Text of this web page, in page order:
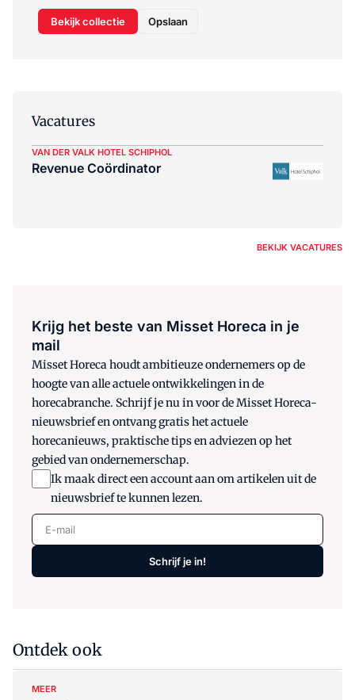
Bekijk collectie Opslaan
Vacatures
VAN DER VALK HOTEL SCHIPHOL
Revenue Coördinator
BEKIJK VACATURES
Krijg het beste van Misset Horeca in je
mail
Misset Horeca houdt ambitieuze ondernemers op de
hoogte van alle actuele ontwikkelingen in de
horecabranche. Schrijf je nu in voor de Misset Horeca-
nieuwsbrief en ontvang gratis het actuele
horecanieuws, praktische tips en adviezen op het
gebied van ondernemerschap.
Ik maak direct een account aan om artikelen uit de
nieuwsbrief te kunnen lezen.
E-mail
Schrijf je in!
Ontdek ook
MEER